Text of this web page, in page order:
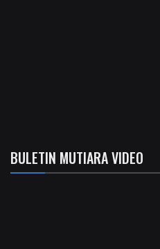
BULETIN MUTIARA VIDEO